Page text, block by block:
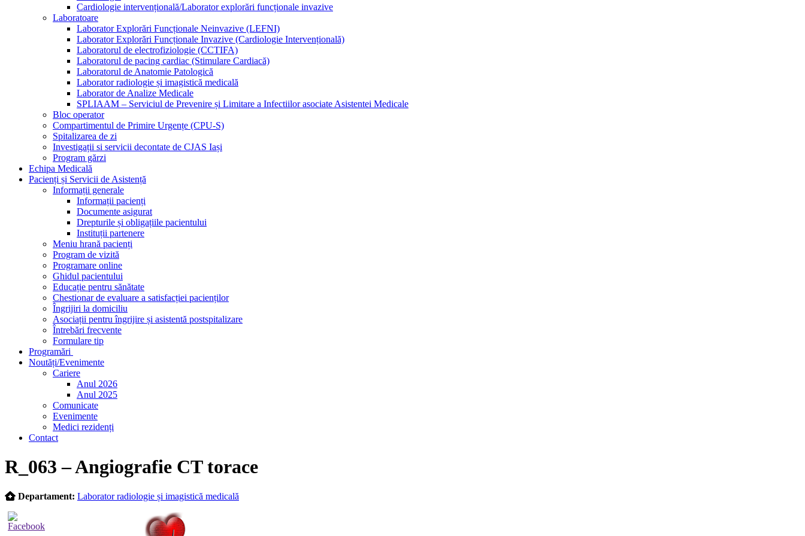
Cardiologie intervențională/Laborator explorări funcționale invazive
Laboratoare
Laborator Explorări Funcționale Neinvazive (LEFNI)
Laborator Explorări Funcționale Invazive (Cardiologie Intervențională)
Laboratorul de electrofiziologie (CCTIFA)
Laboratorul de pacing cardiac (Stimulare Cardiacă)
Laboratorul de Anatomie Patologică
Laborator radiologie și imagistică medicală
Laborator de Analize Medicale
SPLIAAM – Serviciul de Prevenire și Limitare a Infectiilor asociate Asistentei Medicale
Bloc operator
Compartimentul de Primire Urgențe (CPU-S)
Spitalizarea de zi
Investigații si servicii decontate de CJAS Iași
Program gărzi
Echipa Medicală
Pacienți și Servicii de Asistență
Informații generale
Informații pacienți
Documente asigurat
Drepturile și obligațiile pacientului
Instituții partenere
Meniu hrană pacienți
Program de vizită
Programare online
Ghidul pacientului
Educație pentru sănătate
Chestionar de evaluare a satisfacției pacienților
Îngrijiri la domiciliu
Asociații pentru îngrijire și asistentă postspitalizare
Întrebări frecvente
Formulare tip
Programări
Noutăți/Evenimente
Cariere
Anul 2026
Anul 2025
Comunicate
Evenimente
Medici rezidenți
Contact
to
content
R_063 – Angiografie CT torace
Departament: Laborator radiologie și imagistică medicală